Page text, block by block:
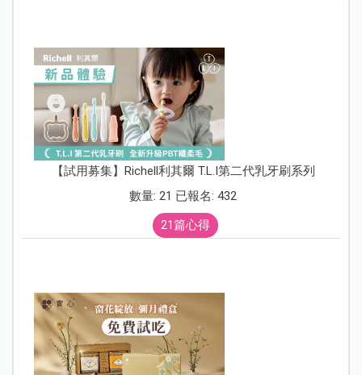
【試用募集】Richell利其爾 T.L.I第二代乳牙刷系列
數量: 21 已報名: 432
21篇心得